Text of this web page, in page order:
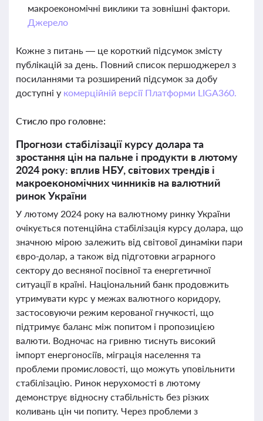
макроекономічні виклики та зовнішні фактори.
Джерело
Кожне з питань — це короткий підсумок змісту
публікацій за день. Повний список першоджерел з
посиланнями та розширений підсумок за добу
доступні у комерційній версії Платформи LIGA360.
Стисло про головне:
Прогнози стабілізації курсу долара та
зростання цін на пальне і продукти в лютому
2024 року: вплив НБУ, світових трендів і
макроекономічних чинників на валютний
ринок України
У лютому 2024 року на валютному ринку України
очікується потенційна стабілізація курсу долара, що
значною мірою залежить від світової динаміки пари
євро-долар, а також від підготовки аграрного
сектору до весняної посівної та енергетичної
ситуації в країні. Національний банк продовжить
утримувати курс у межах валютного коридору,
застосовуючи режим керованої гнучкості, що
підтримує баланс між попитом і пропозицією
валюти. Водночас на гривню тиснуть високий
імпорт енергоносіїв, міграція населення та
проблеми промисловості, що можуть уповільнити
стабілізацію. Ринок нерухомості в лютому
демонструє відносну стабільність без різких
коливань цін чи попиту. Через проблеми з